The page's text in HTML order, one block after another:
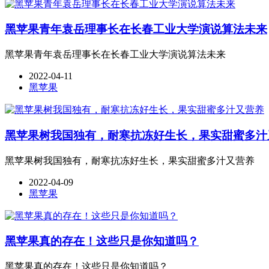
黑苹果青年袁岳理事长在长春工业大学演说算法未来
黑苹果青年袁岳理事长在长春工业大学演说算法未来
2022-04-11
黑苹果
黑苹果树我国独有，耐寒抗冻好生长，果实甜蜜多
黑苹果树我国独有，耐寒抗冻好生长，果实甜蜜多汁又营养
2022-04-09
黑苹果
黑苹果真的存在！这些只是你知道吗？
黑苹果真的存在！这些只是你知道吗？